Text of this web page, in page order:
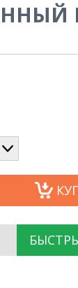
490-30-20